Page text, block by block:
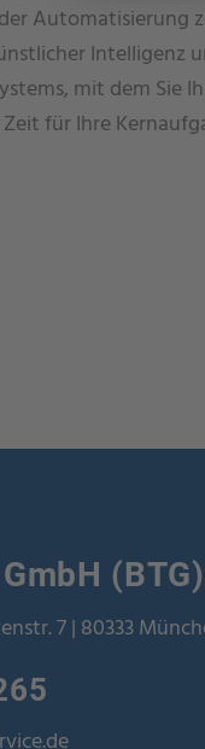
Intelligenz
mit dem Sie
für Ihre
(BTG)
7 | 80333